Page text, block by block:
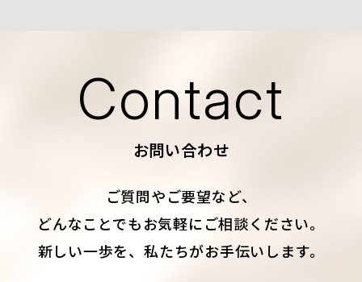
Contact
お問い合わせ
ご質問やご要望など、
どんなことでもお気軽にご相談ください。
新しい一歩を、私たちがお手伝いします。